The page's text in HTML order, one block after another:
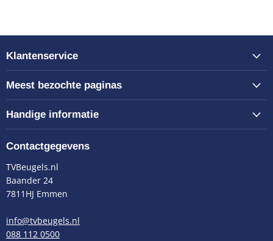
Klantenservice
Meest bezochte paginas
Handige informatie
Contactgegevens
TVBeugels.nl
Baander 24
7811HJ Emmen
info@tvbeugels.nl
088 112 0500